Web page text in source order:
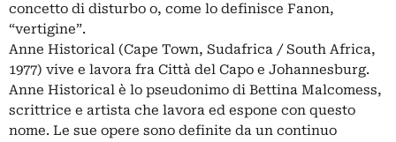
concetto di disturbo o, come lo definisce Fanon,
“vertigine”.
Anne Historical (Cape Town, Sudafrica / South Africa,
1977) vive e lavora fra Città del Capo e Johannesburg.
Anne Historical è lo pseudonimo di Bettina Malcomess,
scrittrice e artista che lavora ed espone con questo
nome. Le sue opere sono definite da un continuo